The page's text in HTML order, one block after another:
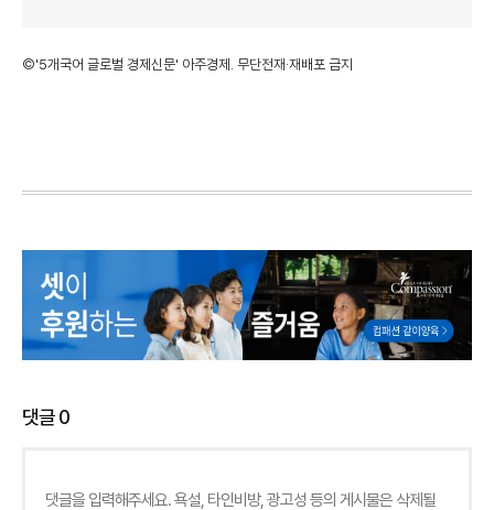
©'5개국어 글로벌 경제신문' 아주경제. 무단전재·재배포 금지
댓글0